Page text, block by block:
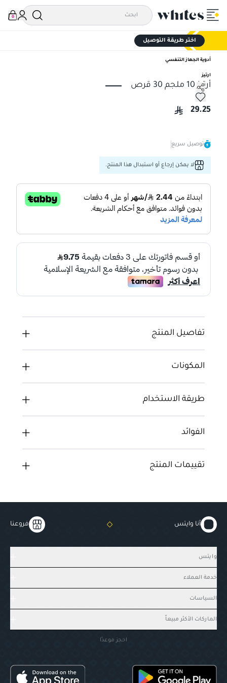
0
اختر طريقة التوصيل
أدوية الجهاز التنفسي
ارتيز
أرتيز 10 ملجم 30 قرص
أرتيز 10 ملجم 30 قرص
29.25
توصيل سريع
لا يمكن إرجاع أو استبدال هذا المنتج.
تفاصيل المنتج
المكونات
طريقة الاستخدام
الفوائد
تقييمات المنتج
أنا وايتس فروعنا
وايتس
خدمة العملاء
السياسات
الماركات الأكثر مبيعاً
احجز موعدًا